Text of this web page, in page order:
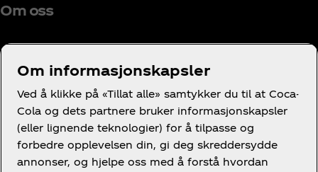
Om oss
Trenger du hjelp?
Om informasjonskapsler
Ved å klikke på «Tillat alle» samtykker du til at Coca-
Cola og dets partnere bruker informasjonskapsler
(eller lignende teknologier) for å tilpasse og
forbedre opplevelsen din, gi deg skreddersydde
annonser, og hjelpe oss med å forstå hvordan